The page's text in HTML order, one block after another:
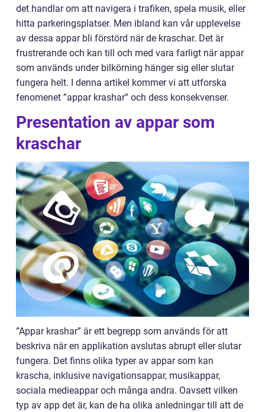
det handlar om att navigera i trafiken, spela musik, eller
hitta parkeringsplatser. Men ibland kan vår upplevelse
av dessa appar bli förstörd när de kraschar. Det är
frustrerande och kan till och med vara farligt när appar
som används under bilkörning hänger sig eller slutar
fungera helt. I denna artikel kommer vi att utforska
fenomenet ”appar krashar” och dess konsekvenser.
Presentation av appar som
kraschar
”Appar krashar” är ett begrepp som används för att
beskriva när en applikation avslutas abrupt eller slutar
fungera. Det finns olika typer av appar som kan
krascha, inklusive navigationsappar, musikappar,
sociala medieappar och många andra. Oavsett vilken
typ av app det är, kan de ha olika anledningar till att de